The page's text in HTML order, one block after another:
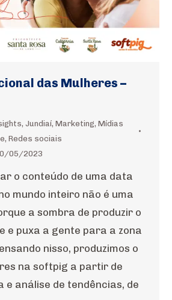
das Mulheres –
, Jundiaí, Marketing, Mídias
, Redes sociais
05/2023
o conteúdo de uma data
mundo inteiro não é uma
a sombra de produzir o
e puxa a gente para a zona
nisso, produzimos o
na softpig a partir de
e análise de tendências, de